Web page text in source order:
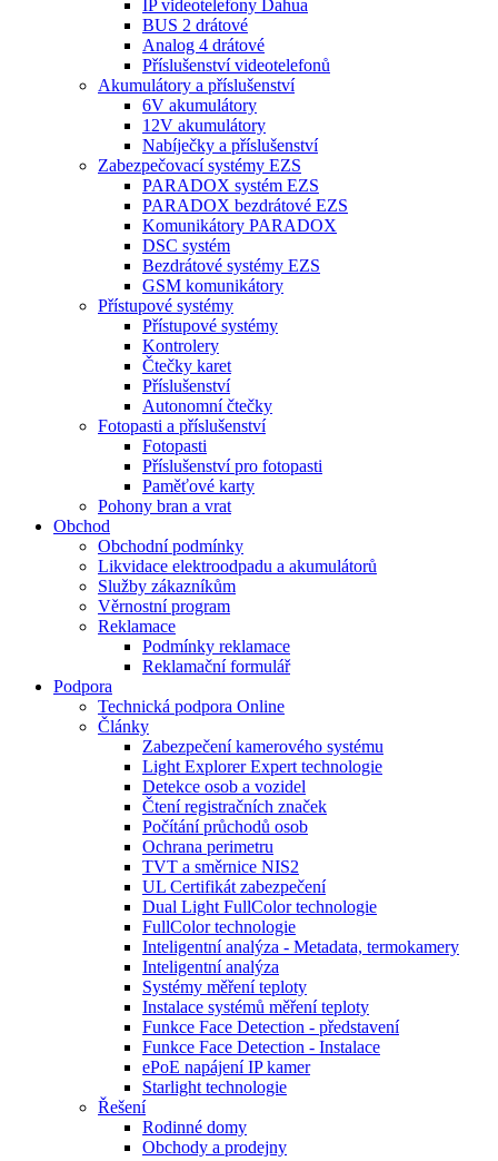
IP videotelefony Dahua
BUS 2 drátové
Analog 4 drátové
Příslušenství videotelefonů
Akumulátory a příslušenství
6V akumulátory
12V akumulátory
Nabíječky a příslušenství
Zabezpečovací systémy EZS
PARADOX systém EZS
PARADOX bezdrátové EZS
Komunikátory PARADOX
DSC systém
Bezdrátové systémy EZS
GSM komunikátory
Přístupové systémy
Přístupové systémy
Kontrolery
Čtečky karet
Příslušenství
Autonomní čtečky
Fotopasti a příslušenství
Fotopasti
Příslušenství pro fotopasti
Paměťové karty
Pohony bran a vrat
Obchod
Obchodní podmínky
Likvidace elektroodpadu a akumulátorů
Služby zákazníkům
Věrnostní program
Reklamace
Podmínky reklamace
Reklamační formulář
Podpora
Technická podpora Online
Články
Zabezpečení kamerového systému
Light Explorer Expert technologie
Detekce osob a vozidel
Čtení registračních značek
Počítání průchodů osob
Ochrana perimetru
TVT a směrnice NIS2
UL Certifikát zabezpečení
Dual Light FullColor technologie
FullColor technologie
Inteligentní analýza - Metadata, termokamery
Inteligentní analýza
Systémy měření teploty
Instalace systémů měření teploty
Funkce Face Detection - představení
Funkce Face Detection - Instalace
ePoE napájení IP kamer
Starlight technologie
Řešení
Rodinné domy
Obchody a prodejny